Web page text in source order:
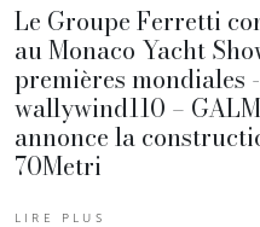
Le Groupe Ferretti
au Monaco Yacht
premières mondiales
wallywind110 –
annonce la
70Metri
LIRE PLUS